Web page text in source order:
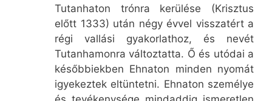
Tutanhaton trónra kerülése (Krisztus
előtt 1333) után négy évvel visszatért a
régi vallási gyakorlathoz, és nevét
Tutanhamonra változtatta. Ő és utódai a
későbbiekben Ehnaton minden nyomát
igyekeztek eltüntetni. Ehnaton személye